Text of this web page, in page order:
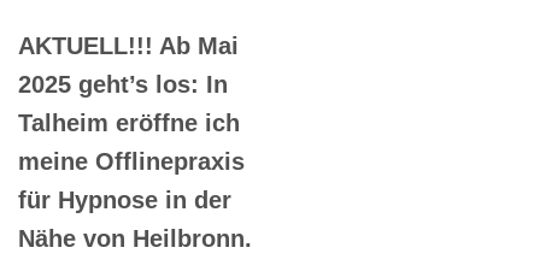
AKTUELL!!! Ab Mai
2025 geht’s los: In
Talheim eröffne ich
meine Offlinepraxis
für Hypnose in der
Nähe von Heilbronn.